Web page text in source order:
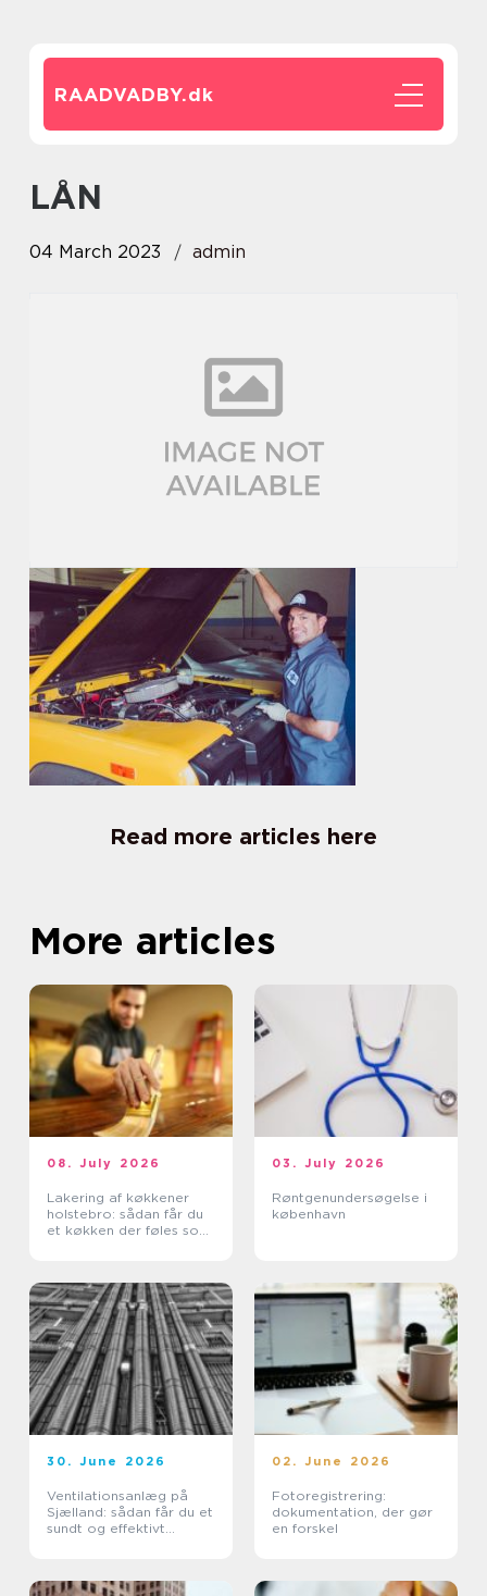
RAADVADBY.dk
LÅN
04 March 2023 admin
Read more articles here
More articles
08. July 2026
Lakering af køkkener
holstebro: sådan får du
et køkken der føles som
03. July 2026
Røntgenundersøgelse i
københavn
30. June 2026
Ventilationsanlæg på
Sjælland: sådan får du et
sundt og effektivt
02. June 2026
Fotoregistrering:
dokumentation, der gør
en forskel